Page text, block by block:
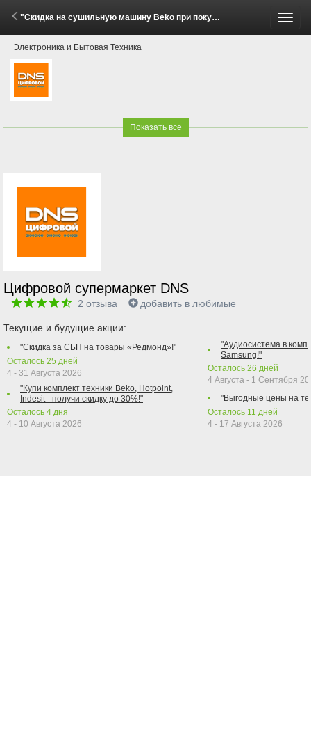
"Скидка на сушильную машину Beko при покупке стиральной машины!" (2 - 30 Июня 2026)
Электроника и Бытовая Техника
Показать все
Цифровой супермаркет DNS
2 отзыва добавить в любимые
Текущие и будущие акции:
"Скидка за СБП на товары «Редмонд»!"
Осталось 25 дней
4 - 31 Августа 2026
"Купи комплект техники Beko, Hotpoint,
Indesit - получи скидку до 30%!"
Осталось 4 дня
4 - 10 Августа 2026
"Аудиосистема в
Samsung!"
Осталось 26 дней
4 Августа - 1 Сентября
"Выгодные цены на
Осталось 11 дней
4 - 17 Августа 2026